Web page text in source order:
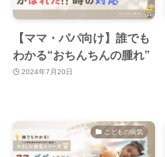
【ママ・パパ向け】誰でも
わかる“おちんちんの腫れ”
2024年7月20日
こどもの病気